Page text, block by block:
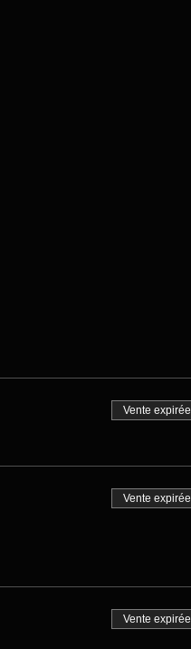
Vente expirée
Vente expirée
Vente expirée